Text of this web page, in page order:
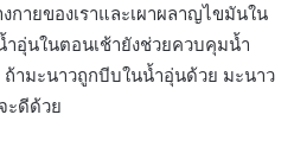
กายของเราและเผาผลาญไขมันใน
อุ่นในตอนเช้ายังช่วยควบคุมน้ำ
ามะนาวถูกบีบในน้ำอุ่นด้วย มะนาว
ะดีด้วย